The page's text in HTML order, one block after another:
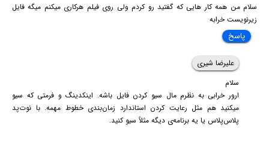
سلام من همه کار هایی که گفتید رو کردم ولی روی فیلم هرکاری میکنم میگه فایل
زیرنویست خرابه
پاسخ
علیرضا شیری
سلام
ارور خرابی به نظرم مال سیو کردن فایل باشه. اینکدینگ و فرمتی که سیو
میکنید هم مثل رعایت کردن استاندارد زمان‌بندی خطوط مهمه. با نوت‌پد
پلاس‌پلاس یا یه برنامه‌ی دیگه مثلاً سیو کنید.